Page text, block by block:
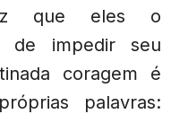
que eles o
de impedir seu
coragem é
palavras: